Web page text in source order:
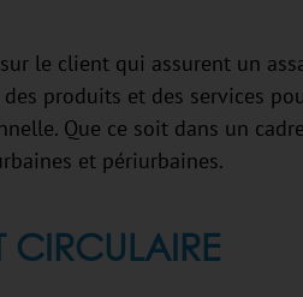
le client qui assurent un
produits et des services
Que ce soit dans un
et périurbaines.
CIRCULAIRE